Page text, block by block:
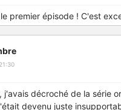
premier épisode ! C'est
j'avais décroché de la série
devenu juste